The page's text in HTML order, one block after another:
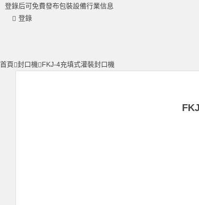
登錄后可免費發布包裝設備行業信息
登錄
首頁 封口機 FKJ-4充填式灌裝封口機